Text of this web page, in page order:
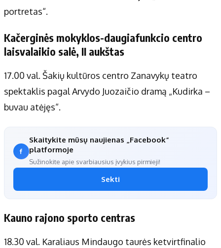
portretas“.
Kačerginės mokyklos-daugiafunkcio centro
laisvalaikio salė, II aukštas
17.00 val. Šakių kultūros centro Zanavykų teatro
spektaklis pagal Arvydo Juozaičio dramą „Kudirka –
buvau atėjęs“.
Skaitykite mūsų naujienas „Facebook“
platformoje
Sužinokite apie svarbiausius įvykius pirmieji!
Sekti
Kauno rajono sporto centras
18.30 val. Karaliaus Mindaugo taurės ketvirtfinalio